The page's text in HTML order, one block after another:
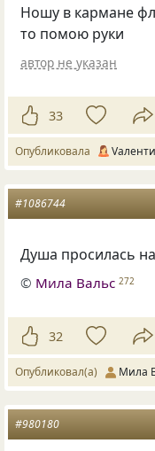
Ношу в кармане
то помою руки
автор не указан
33
Опубликовала
#1086744
Душа просилась
© Мила Вальс 272
32
Опубликовал(а) Мила
#980180